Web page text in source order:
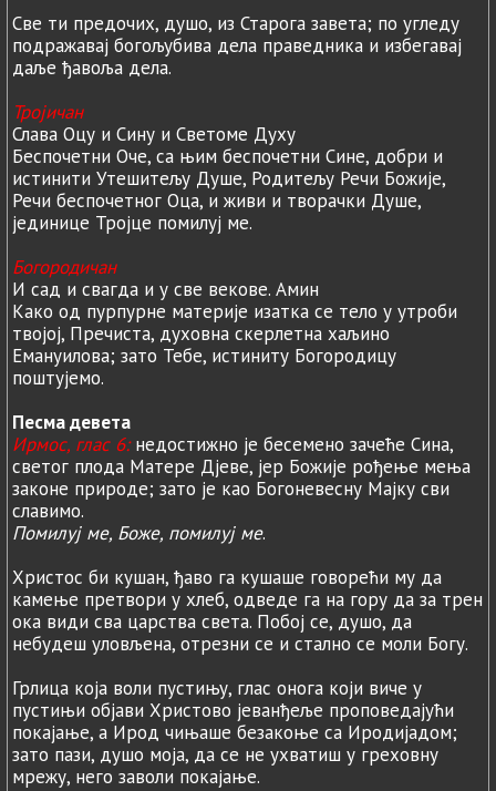
Све ти предочих, душо, из Старога завета; по угледу
подражавај богољубива дела праведника и избегавај
даље ђавоља дела.
Тројичан
Слава Оцу и Сину и Светоме Духу
Беспочетни Оче, са њим беспочетни Сине, добри и
истинити Утешитељу Душе, Родитељу Речи Божије,
Речи беспочетног Оца, и живи и творачки Душе,
јединице Тројце помилуј ме.
Богородичан
И сад и свагда и у све векове. Амин
Како од пурпурне материје изатка се тело у утроби
твојој, Пречиста, духовна скерлетна хаљино
Емануилова; зато Тебе, истиниту Богородицу
поштујемо.
Песма девета
Ирмос, глас 6:недостижно је бесемено зачеће Сина,
светог плода Матере Дјеве, јер Божије рођење мења
законе природе; зато је као Богоневесну Мајку сви
славимо.
Помилуј ме, Боже, помилуј ме.
Христос би кушан, ђаво га кушаше говорећи му да
камење претвори у хлеб, одведе га на гору да за трен
ока види сва царства света. Побој се, душо, да
небудеш уловљена, отрезни се и стално се моли Богу.
Грлица која воли пустињу, глас онога који виче у
пустињи објави Христово јеванђеље проповедајући
покајање, а Ирод чињаше безакоње са Иродијадом;
зато пази, душо моја, да се не ухватиш у греховну
мрежу, него заволи покајање.